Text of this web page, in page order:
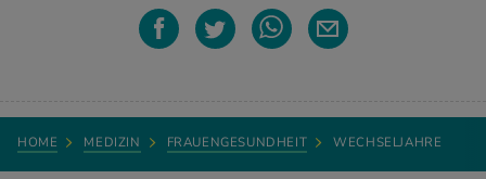
HOME MEDIZIN FRAUENGESUNDHEIT WECHSELJAHRE